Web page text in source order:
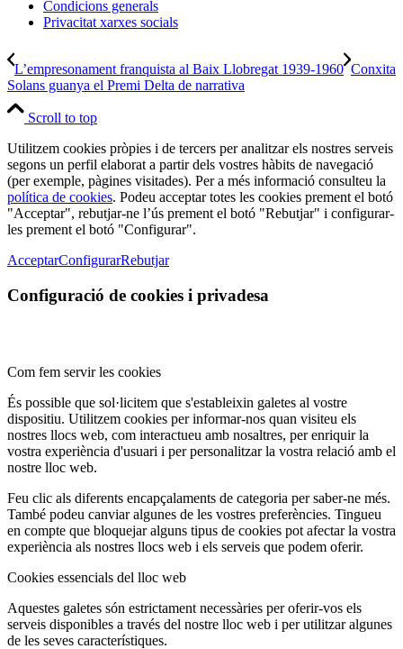
Condicions generals
Privacitat xarxes socials
L’empresonament franquista al Baix Llobregat 1939-1960 Conxita
Solans guanya el Premi Delta de narrativa
Scroll to top
Utilitzem cookies pròpies i de tercers per analitzar els nostres serveis
segons un perfil elaborat a partir dels vostres hàbits de navegació
(per exemple, pàgines visitades). Per a més informació consulteu la
política de cookies. Podeu acceptar totes les cookies prement el botó
"Acceptar", rebutjar-ne l’ús prement el botó "Rebutjar" i configurar-
les prement el botó "Configurar".
AcceptarConfigurarRebutjar
Configuració de cookies i privadesa
Com fem servir les cookies
És possible que sol·licitem que s'estableixin galetes al vostre
dispositiu. Utilitzem cookies per informar-nos quan visiteu els
nostres llocs web, com interactueu amb nosaltres, per enriquir la
vostra experiència d'usuari i per personalitzar la vostra relació amb el
nostre lloc web.
Feu clic als diferents encapçalaments de categoria per saber-ne més.
També podeu canviar algunes de les vostres preferències. Tingueu
en compte que bloquejar alguns tipus de cookies pot afectar la vostra
experiència als nostres llocs web i els serveis que podem oferir.
Cookies essencials del lloc web
Aquestes galetes són estrictament necessàries per oferir-vos els
serveis disponibles a través del nostre lloc web i per utilitzar algunes
de les seves característiques.